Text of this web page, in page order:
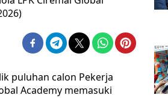
puluhan calon Pekerja
Academy memasuki